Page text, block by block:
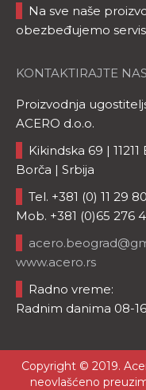
Na sve naše
obezbeđujemo
KONTAKTIRAJTE NAS
Proizvodnja
ACERO d.o.o.
Kikindska 69 |
Borča | Srbija
Tel. +381 (0) 11 29
Mob. +381 (0)65 276
www.acero.rs
Radno vreme:
Radnim danima 08-
Copyright © 2019.
neovlašćeno